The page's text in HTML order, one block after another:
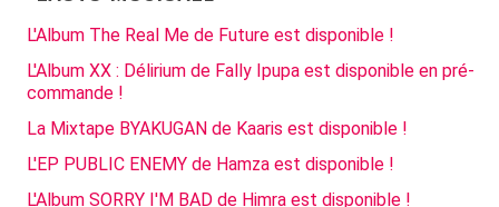
L'Album The Real Me de Future est disponible !
L'Album XX : Délirium de Fally Ipupa est disponible en pré-
commande !
La Mixtape BYAKUGAN de Kaaris est disponible !
L'EP PUBLIC ENEMY de Hamza est disponible !
L'Album SORRY I'M BAD de Himra est disponible !